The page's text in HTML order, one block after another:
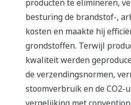
producten te elimineren,
besturing de brandstof-,
kosten en maakte hij
grondstoffen. Terwijl
kwaliteit werden
de verzendingsnormen,
stoomverbruik en de CO2-